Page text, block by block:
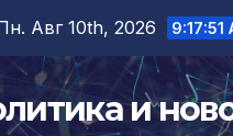
Авг 10th, 2026 9:17:52
и